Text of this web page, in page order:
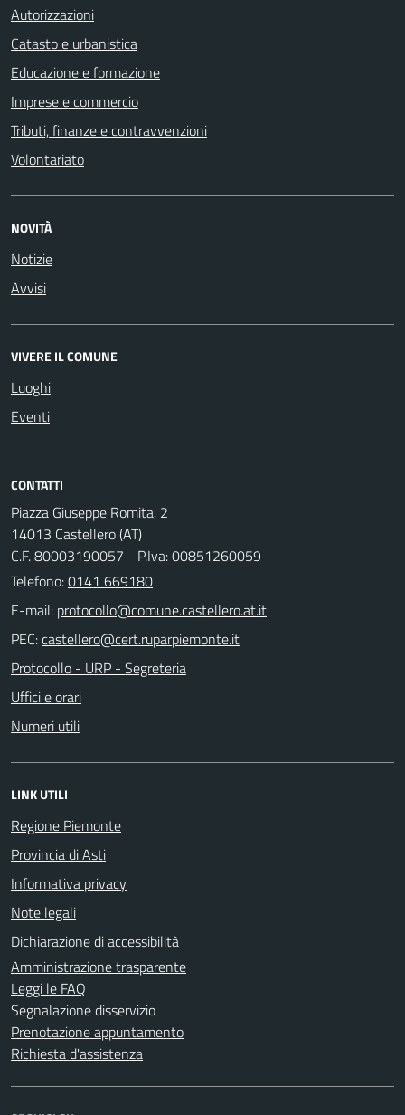
Autorizzazioni
Catasto e urbanistica
Educazione e formazione
Imprese e commercio
Tributi, finanze e contravvenzioni
Volontariato
NOVITÀ
Notizie
Avvisi
VIVERE IL COMUNE
Luoghi
Eventi
CONTATTI
Piazza Giuseppe Romita, 2
14013 Castellero (AT)
C.F. 80003190057 - P.Iva: 00851260059
Telefono:0141 669180
E-mail:
PEC:
Protocollo - URP - Segreteria
Uffici e orari
Numeri utili
LINK UTILI
Regione Piemonte
Provincia di Asti
Informativa privacy
Note legali
Dichiarazione di accessibilità
Amministrazione trasparente
Leggi le FAQ
Segnalazione disservizio
Prenotazione appuntamento
Richiesta d'assistenza